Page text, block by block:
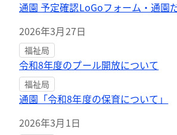
通園 予定確認LoGoフォーム・通園
2026年3月27日
福祉局
令和8年度のプール開放について
福祉局
通園「令和8年度の保育について」
2026年3月1日